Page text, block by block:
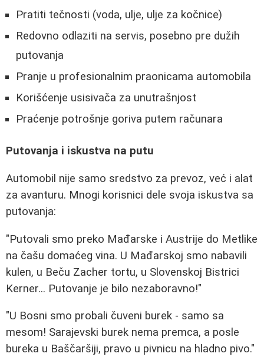
Pratiti tečnosti (voda, ulje, ulje za kočnice)
Redovno odlaziti na servis, posebno pre dužih
putovanja
Pranje u profesionalnim praonicama automobila
Korišćenje usisivača za unutrašnjost
Praćenje potrošnje goriva putem računara
Putovanja i iskustva na putu
Automobil nije samo sredstvo za prevoz, već i alat
za avanturu. Mnogi korisnici dele svoja iskustva sa
putovanja:
"Putovali smo preko Mađarske i Austrije do Metlike
na čašu domaćeg vina. U Mađarskoj smo nabavili
kulen, u Beču Zacher tortu, u Slovenskoj Bistrici
Kerner... Putovanje je bilo nezaboravno!"
"U Bosni smo probali čuveni burek - samo sa
mesom! Sarajevski burek nema premca, a posle
bureka u Baščaršiji, pravo u pivnicu na hladno pivo."